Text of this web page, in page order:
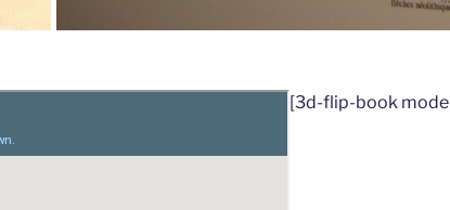
[3d-flip-book